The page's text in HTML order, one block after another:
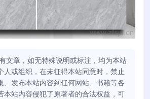
文章，如无特殊说明或标注，均为本站
人或组织，在未征得本站同意时，禁止
、发布本站内容到任何网站、书籍等各
本站内容侵犯了原著者的合法权益，可